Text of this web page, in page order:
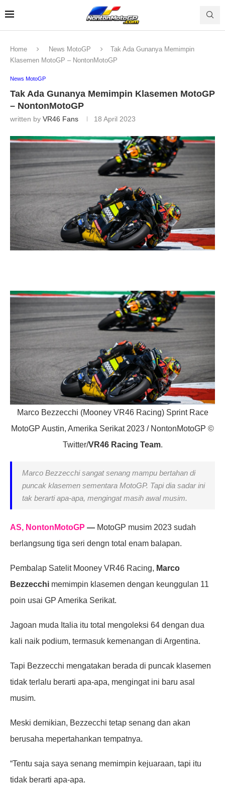
Home News MotoGP
Tak Ada Gunanya Memimpin
Klasemen MotoGP – NontonMotoGP
News MotoGP
Tak Ada Gunanya Memimpin Klasemen MotoGP
– NontonMotoGP
written by VR46 Fans 18 April 2023
Marco Bezzecchi (Mooney VR46 Racing) Sprint Race
MotoGP Austin, Amerika Serikat 2023 / NontonMotoGP ©
Twitter/VR46 Racing Team.
Marco Bezzecchi sangat senang mampu bertahan di
puncak klasemen sementara MotoGP. Tapi dia sadar ini
tak berarti apa-apa, mengingat masih awal musim.
AS, NontonMotoGP — MotoGP musim 2023 sudah
berlangsung tiga seri dengn total enam balapan.
Pembalap Satelit Mooney VR46 Racing, Marco
Bezzecchi memimpin klasemen dengan keunggulan 11
poin usai GP Amerika Serikat.
Jagoan muda Italia itu total mengoleksi 64 dengan dua
kali naik podium, termasuk kemenangan di Argentina.
Tapi Bezzecchi mengatakan berada di puncak klasemen
tidak terlalu berarti apa-apa, mengingat ini baru asal
musim.
Meski demikian, Bezzecchi tetap senang dan akan
berusaha mepertahankan tempatnya.
“Tentu saja saya senang memimpin kejuaraan, tapi itu
tidak berarti apa-apa.